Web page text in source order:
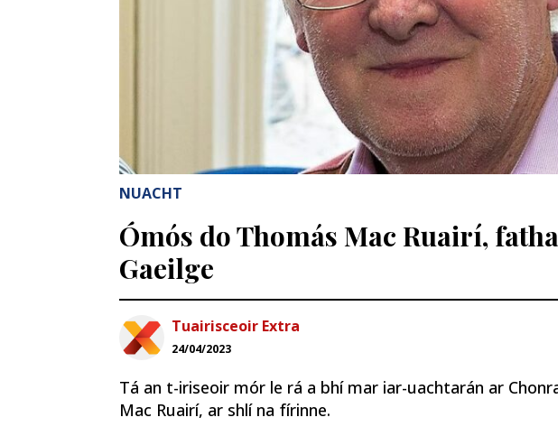
NUACHT
Ómós do Thomás Mac Ruairí,
Gaeilge
Tuairisceoir Extra
24/04/2023
Tá an t-iriseoir mór le rá a bhí mar iar-uachtarán ar
Mac Ruairí, ar shlí na fírinne.